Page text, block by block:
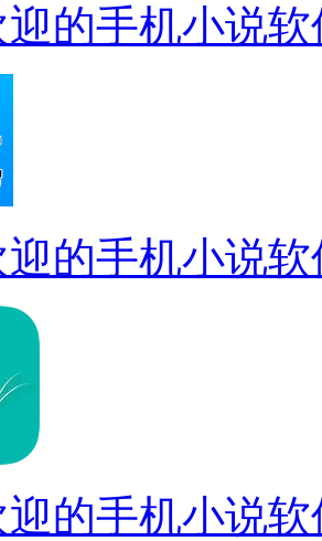
的手机小说软
的手机小说软
的手机小说软